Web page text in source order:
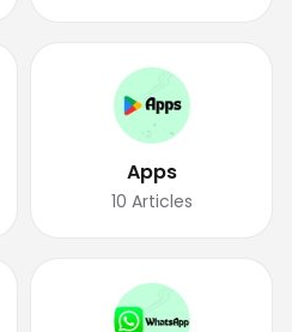
Apps
10 Articles